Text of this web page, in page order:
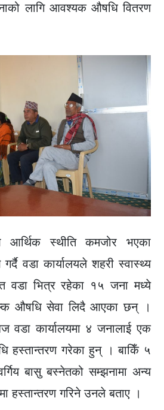
लागि आवश्यक औषधि वितरण
आर्थिक स्थीति कमजोर भएका
वडा कार्यालयले शहरी स्वास्थ्य
वडा भित्र रहेका १५ जना मध्ये
औषधि सेवा लिदै आएका छन् ।
कार्यालयमा ४ जनालाई एक
हस्तान्तरण गरेका हुन् । बाकिँ ५
बासु बस्नेतको सम्झनामा अन्य
हस्तान्तरण गरिने उनले बताए ।